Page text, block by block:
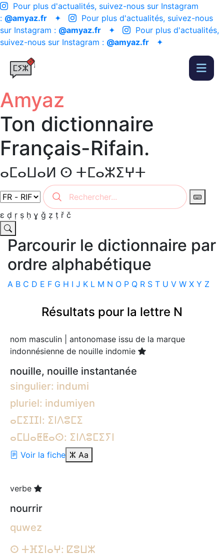
Pour plus d'actualités, suivez-nous sur Instagram
: @amyaz.fr ✦
Pour plus d'actualités, suivez-nous
sur Instagram : @amyaz.fr ✦
Pour plus d'actualités,
suivez-nous sur Instagram : @amyaz.fr ✦
Amyaz
Ton dictionnaire
Français-Rifain.
ⴰⵎⴰⵡⴰⵍ ⵙ ⵜⵎⴰⵣⵉⵖⵜ
ɛ ḍ ṛ ṣ ḥ ɣ ǧ ẓ ṭ ř č
Parcourir le dictionnaire par
ordre alphabétique
A B C D E F G H I J K L M N O P Q R S T U V W X Y Z
Résultats pour la lettre N
nom masculin | antonomase issu de la marque
indonnésienne de nouille indomie
nouille, nouille instantanée
singulier: indumi
pluriel: indumiyen
ⴰⵎⵉⵊⵊⵏ: ⵉⵏⴷⵓⵎⵉ
ⴰⵎⵡⴰⵟⵟⴰⵙ: ⵉⵏⴷⵓⵎⵉⵢⵏ
Voir la fiche ⵣ Aa
verbe
nourrir
quwez
ⵙ ⵜⴼⵉⵏⴰⵖ: ⵇⵓⵡⵣ